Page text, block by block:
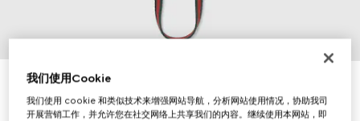
首字母个性化定制
超小型宠物栓绳
€ 280
我们使用Cookie
我们使用 cookie 和类似技术来增强网站导航，分析网站使用情况，协助我司
开展营销工作，并允许您在社交网络上共享我们的内容。继续使用本网站，即